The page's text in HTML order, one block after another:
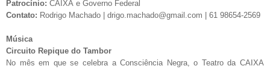
Patrocínio: CAIXA e Governo Federal
Contato: Rodrigo Machado | drigo.machado@gmail.com | 61 98654-2569
Música
Circuito Repique do Tambor
No mês em que se celebra a Consciência Negra, o Teatro da CAIXA